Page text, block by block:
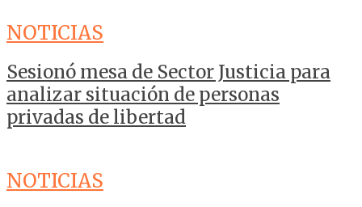
NOTICIAS
Sesionó mesa de Sector Justicia para
analizar situación de personas
privadas de libertad
NOTICIAS